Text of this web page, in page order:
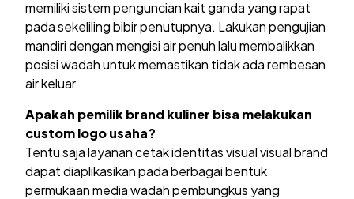
memiliki sistem penguncian kait ganda yang rapat
pada sekeliling bibir penutupnya. Lakukan pengujian
mandiri dengan mengisi air penuh lalu membalikkan
posisi wadah untuk memastikan tidak ada rembesan
air keluar.
Apakah pemilik brand kuliner bisa melakukan
custom logo usaha?
Tentu saja layanan cetak identitas visual visual brand
dapat diaplikasikan pada berbagai bentuk
permukaan media wadah pembungkus yang